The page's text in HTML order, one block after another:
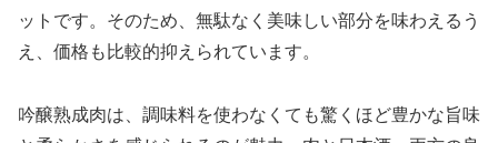
ットです。そのため、無駄なく美味しい部分を味わえるう
え、価格も比較的抑えられています。
吟醸熟成肉は、調味料を使わなくても驚くほど豊かな旨味